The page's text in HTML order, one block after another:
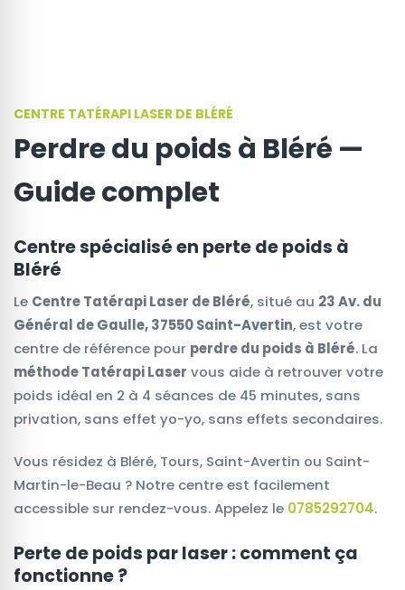
CENTRE TATÉRAPI LASER DE BLÉRÉ
Perdre du poids à Bléré —
Guide complet
Centre spécialisé en perte de poids à
Bléré
Le Centre Tatérapi Laser de Bléré, situé au 23 Av. du
Général de Gaulle, 37550 Saint-Avertin, est votre
centre de référence pour perdre du poids à Bléré. La
méthode Tatérapi Laser vous aide à retrouver votre
poids idéal en 2 à 4 séances de 45 minutes, sans
privation, sans effet yo-yo, sans effets secondaires.
Vous résidez à Bléré, Tours, Saint-Avertin ou Saint-
Martin-le-Beau ? Notre centre est facilement
accessible sur rendez-vous. Appelez le 0785292704.
Perte de poids par laser : comment ça
fonctionne ?